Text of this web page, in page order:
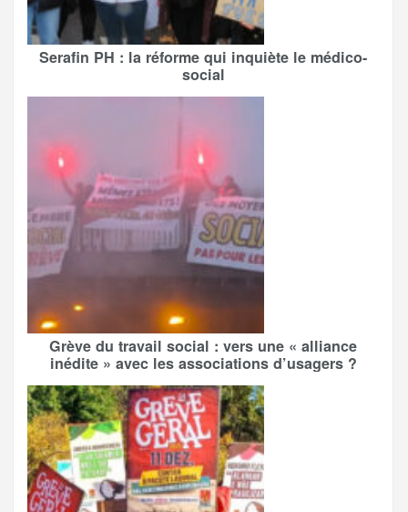
Serafin PH : la réforme qui inquiète le médico-
social
Grève du travail social : vers une « alliance
inédite » avec les associations d’usagers ?